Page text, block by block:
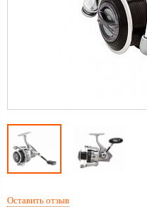
Оставить отзыв